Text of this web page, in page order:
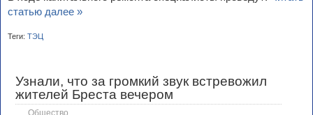
статью далее »
Теги: ТЭЦ
Узнали, что за громкий звук встревожил
жителей Бреста вечером
Общество